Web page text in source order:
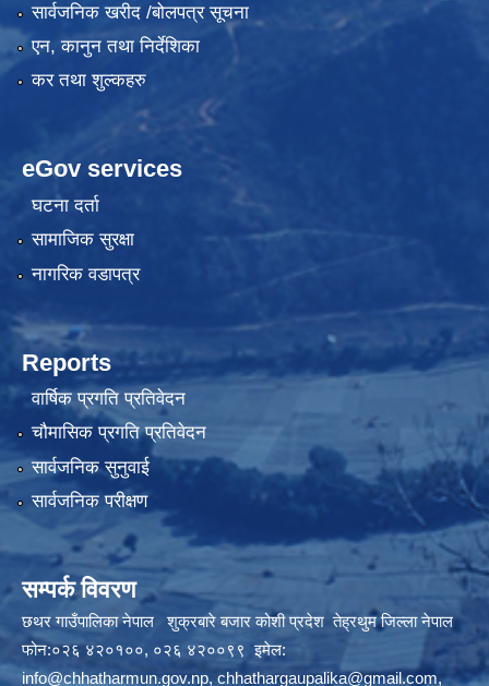
सार्वजनिक खरीद /बोलपत्र सूचना
एन, कानुन तथा निर्देशिका
कर तथा शुल्कहरु
eGov services
घटना दर्ता
सामाजिक सुरक्षा
नागरिक वडापत्र
Reports
वार्षिक प्रगति प्रतिवेदन
चौमासिक प्रगति प्रतिवेदन
सार्वजनिक सुनुवाई
सार्वजनिक परीक्षण
सम्पर्क विवरण
छथर गाउँपालिका नेपाल शुक्रबारे बजार कोशी प्रदेश तेह्रथुम जिल्ला नेपाल
फोन:०२६ ४२०१००, ०२६ ४२००९९ इमेल:
info@chhatharmun.gov.np, chhathargaupalika@gmail.com,